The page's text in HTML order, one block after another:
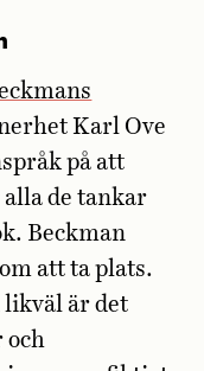
Karl Ove
på att
de tankar
Beckman
att ta plats.
likväl är det
och